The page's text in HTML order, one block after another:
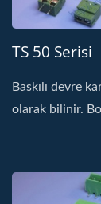
TS 50 Serisi
Baskılı devre
olarak bilinir.